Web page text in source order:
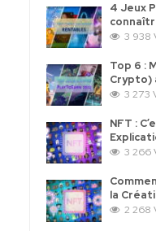
4 Jeux
3 938
Top 6 :
Crypto)
3 273
NFT :
3 266
la
2 268